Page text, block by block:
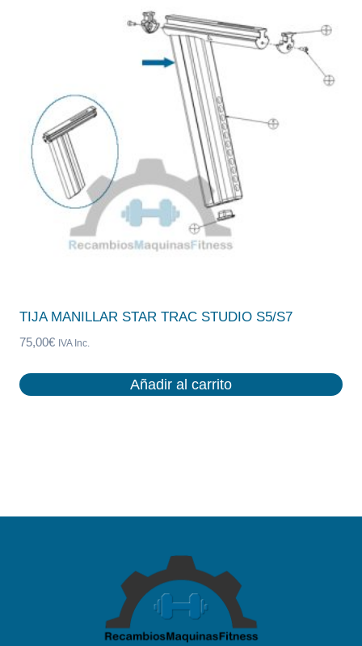
TIJA MANILLAR STAR TRAC STUDIO S5/S7
75,00€ IVA Inc.
Añadir al carrito